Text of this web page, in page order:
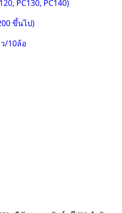
PC130, PC140)
ขึ้นไป)
/10ล้อ